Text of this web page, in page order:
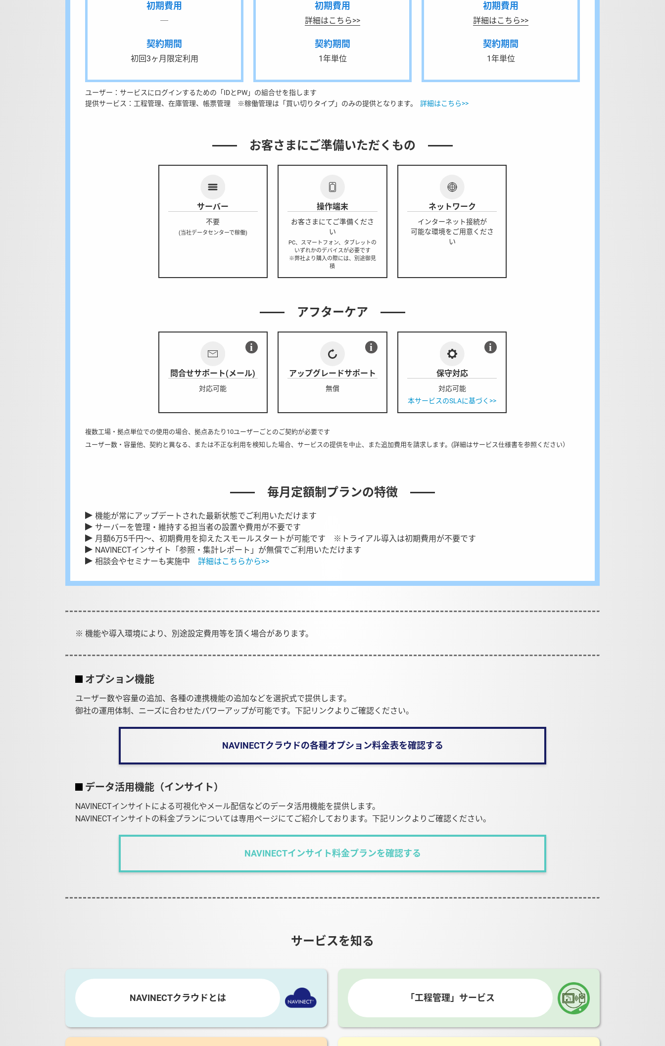
初期費用
─
契約期間
初回3ヶ月限定利用
初期費用
詳細はこちら>>
契約期間
1年単位
初期費用
詳細はこちら>>
契約期間
1年単位
ユーザー：サービスにログインするための「IDとPW」の組合せを指します
提供サービス：工程管理、在庫管理、帳票管理 ※稼働管理は「買い切りタイプ」のみの提供となります。 詳細はこちら>>
お客さまにご準備いただくもの
サーバー
不要
(当社データセンターで稼働)
操作端末
お客さまにてご準備くださ
い
PC、スマートフォン、タブレットの
いずれかのデバイスが必要です
※弊社より購入の際には、別途御見
積
ネットワーク
インターネット接続が
可能な環境をご用意くださ
い
アフターケア
問合せサポート(メール)
対応可能
アップグレードサポート
無償
保守対応
対応可能
本サービスのSLAに基づく>>
複数工場・拠点単位での使用の場合、拠点あたり10ユーザーごとのご契約が必要です
ユーザー数・容量他、契約と異なる、または不正な利用を検知した場合、サービスの提供を中止、また追加費用を請求します。(詳細はサービス仕様書を参照ください）
毎月定額制プランの特徴
機能が常にアップデートされた最新状態でご利用いただけます
サーバーを管理・維持する担当者の設置や費用が不要です
月額6万5千円～、初期費用を抑えたスモールスタートが可能です ※トライアル導入は初期費用が不要です
NAVINECTインサイト「参照・集計レポート」が無償でご利用いただけます
相談会やセミナーも実施中 詳細はこちらから>>
※ 機能や導入環境により、別途設定費用等を頂く場合があります。
オプション機能
ユーザー数や容量の追加、各種の連携機能の追加などを選択式で提供します。
御社の運用体制、ニーズに合わせたパワーアップが可能です。下記リンクよりご確認ください。
NAVINECTクラウドの各種オプション料金表を確認する
データ活用機能（インサイト）
NAVINECTインサイトによる可視化やメール配信などのデータ活用機能を提供します。
NAVINECTインサイトの料金プランについては専用ページにてご紹介しております。下記リンクよりご確認ください。
NAVINECTインサイト料金プランを確認する
サービスを知る
NAVINECTクラウドとは 「工程管理」サービス